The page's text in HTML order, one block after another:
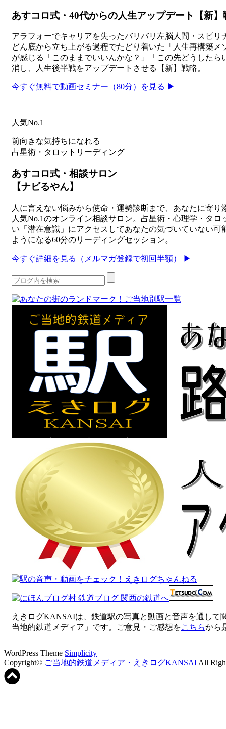
あすコロ式・40代からの人生アップデート【新】
アラフォーでキャリアを失ったバリバリ左脳人間・スピ
どん底から立ち上がる過程でたどり着いた「人生再構築メ
が感じる「このままでいいんかな？」「この先どうした
消し、人生後半戦をアップデートさせる【新】戦略。
今すぐ無料で動画セミナー（80分）を見る ▶
人気No.1
前向きな気持ちになれる
占星術・タロットリーディング
あすコロ式・相談サロン
【ナビるやん】
人に言えない悩みから使命・運勢診断まで、あなたに寄り
人気No.1のオンライン相談サロン。占星術・心理学・タ
い「潜在意識」にアクセスしてあなたの気づいていない
ようになる60分のリーディングセッション。
今すぐ詳細を見る（メルマガ登録で初回半額） ▶
えきログKANSAIは、鉄道駅の写真と動画と音声を通して
当地的鉄道メディア」です。ご意見・ご感想をこちらから
WordPress Theme Simplicity
Copyright© ご当地的鉄道メディア・えきログKANSAI All